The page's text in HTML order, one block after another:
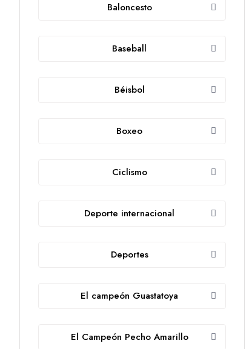
Baloncesto
Baseball
Béisbol
Boxeo
Ciclismo
Deporte internacional
Deportes
El campeón Guastatoya
El Campeón Pecho Amarillo